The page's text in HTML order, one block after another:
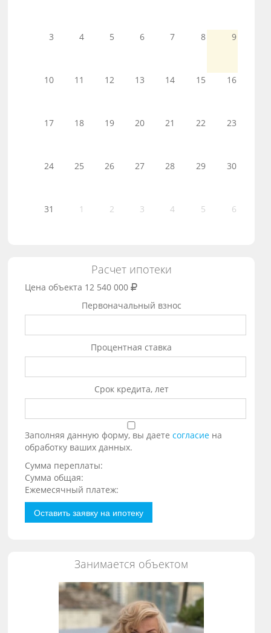
3 4 5 6 7 8 9
10 11 12 13 14 15 16
17 18 19 20 21 22 23
24 25 26 27 28 29 30
31 1 2 3 4 5 6
Расчет ипотеки
Цена объекта 12 540 000
Первоначальный взнос
Процентная ставка
Срок кредита, лет
Заполняя данную форму, вы даетесогласие на
обработку ваших данных.
Сумма переплаты:
Сумма общая:
Ежемесячный платеж:
Оставить заявку на ипотеку
Занимается объектом